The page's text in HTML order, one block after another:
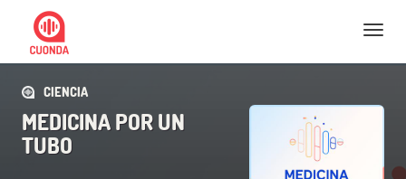
Nav
CIENCIA
MEDICINA POR UN
TUBO